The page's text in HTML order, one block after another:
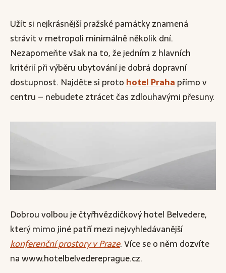
Užít si nejkrásnější pražské památky znamená
strávit v metropoli minimálně několik dní.
Nezapomeňte však na to, že jedním z hlavních
kritérií při výběru ubytování je dobrá dopravní
dostupnost. Najděte si protohotel Prahapřímo v
centru – nebudete ztrácet čas zdlouhavými přesuny.
Dobrou volbou je čtyřhvězdičkový hotel Belvedere,
který mimo jiné patří mezi nejvyhledávanější
konferenční prostory v Praze. Více se o něm dozvíte
na www.hotelbelvedereprague.cz.